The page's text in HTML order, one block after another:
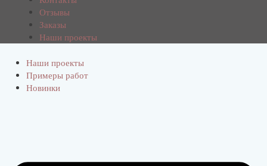
Отзывы
Заказы
Наши проекты
Наши проекты
Примеры работ
Новинки